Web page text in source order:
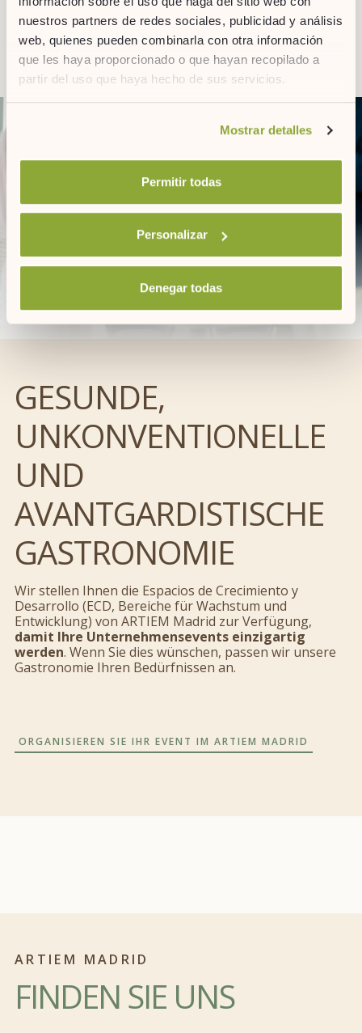
nuestros partners de redes sociales, publicidad y análisis
web, quienes pueden combinarla con otra información
que les haya proporcionado o que hayan recopilado a
partir del uso que haya hecho de sus servicios.
Mostrar detalles
Permitir todas
Personalizar
Denegar todas
GESUNDE,
UNKONVENTIONELLE
UND
AVANTGARDISTISCHE
GASTRONOMIE
Wir stellen Ihnen die Espacios de Crecimiento y
Desarrollo (ECD, Bereiche für Wachstum und
Entwicklung) von ARTIEM Madrid zur Verfügung,
damit Ihre Unternehmensevents einzigartig
werden. Wenn Sie dies wünschen, passen wir unsere
Gastronomie Ihren Bedürfnissen an.
ORGANISIEREN SIE IHR EVENT IM ARTIEM MADRID
ARTIEM MADRID
FINDEN SIE UNS